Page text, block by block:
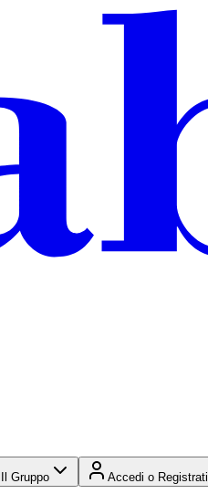
Il Gruppo Accedi o Registrati